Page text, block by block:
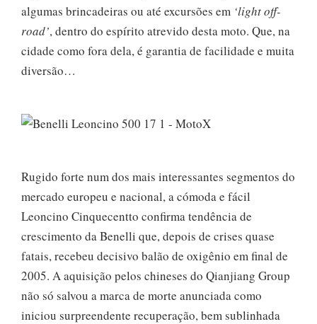
algumas brincadeiras ou até excursões em ‘light off-
road’, dentro do espírito atrevido desta moto. Que, na
cidade como fora dela, é garantia de facilidade e muita
diversão…
Rugido forte num dos mais interessantes segmentos do
mercado europeu e nacional, a cómoda e fácil
Leoncino Cinquecentto confirma tendência de
crescimento da Benelli que, depois de crises quase
fatais, recebeu decisivo balão de oxigênio em final de
2005. A aquisição pelos chineses do Qianjiang Group
não só salvou a marca de morte anunciada como
iniciou surpreendente recuperação, bem sublinhada